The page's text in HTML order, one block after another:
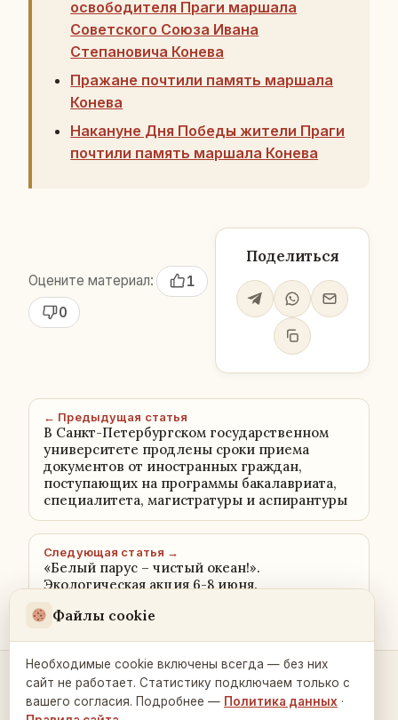
освободителя Праги маршала
Советского Союза Ивана
Степановича Конева
Пражане почтили память маршала
Конева
Накануне Дня Победы жители Праги
почтили память маршала Конева
Оцените материал:
1
0
Поделиться
← Предыдущая статья
В Санкт-Петербургском государственном
университете продлены сроки приема
документов от иностранных граждан,
поступающих на программы бакалавриата,
специалитета, магистратуры и аспирантуры
Следующая статья →
«Белый парус – чистый океан!».
Экологическая акция 6-8 июня.
Контакты и связь →
Файлы cookie
Необходимые cookie включены всегда — без них
сайт не работает. Статистику подключаем только с
вашего согласия. Подробнее — Политика данных ·